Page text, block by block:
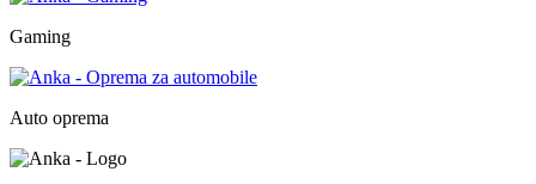
Gaming
Auto oprema